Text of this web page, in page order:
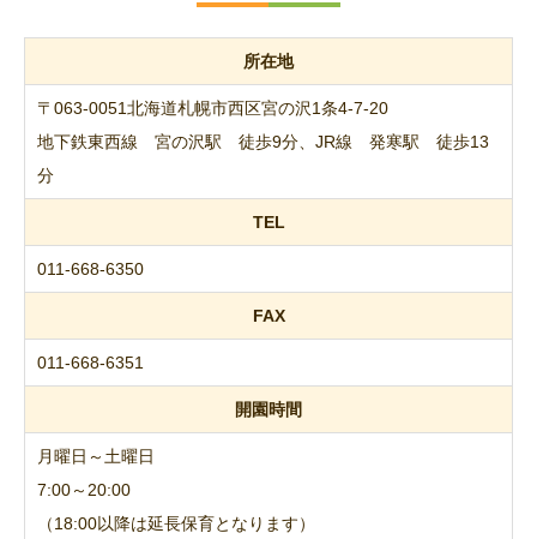
所在地
〒063-0051北海道札幌市西区宮の沢1条4-7-20
地下鉄東西線 宮の沢駅 徒歩9分、JR線 発寒駅 徒歩13
分
TEL
011-668-6350
FAX
011-668-6351
開園時間
月曜日～土曜日
7:00～20:00
（18:00以降は延長保育となります）